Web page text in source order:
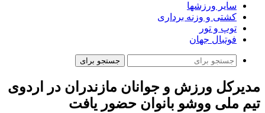
سایر ورزشها
کشتی و وزنه برداری
توپ و تور
فوتبال جهان
جستجو برای
مدیرکل ورزش و جوانان مازندران در اردوی
تیم ملی ووشو بانوان حضور یافت